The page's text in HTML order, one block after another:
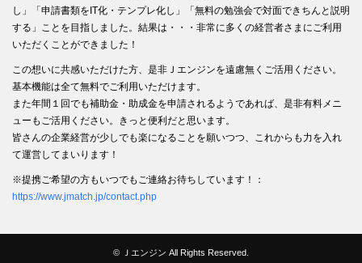
し」「申請書類をIT化・テンプレ化し」「無料の勉強会で対面できちんと説明
する」ことを目指しました。結果は・・・非常に多くの経営者さまにご利用
いただくことができました！
この想いに共感いただけた方、是非Ｊエンジンを遠慮無くご活用ください。
基本機能は全て無料でご利用いただけます。
また年間１回でも補助金・助成金を申請されるようであれば、是非有料メニ
ューもご活用ください。きっと便利だと思います。
皆さんの企業経営が少しでも楽になることを願いつつ、これからも力を入れ
て運営してまいります！
※提携ご希望の方もいつでもご連絡お待ちしています！：
https://www.jmatch.jp/contact.php
© Ｊエンジン All Rights Reserved.